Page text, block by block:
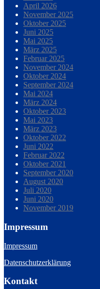
April 2026
November 2025
Oktober 2025
Juni 2025
Mai 2025
März 2025
Februar 2025
November 2024
Oktober 2024
September 2024
Mai 2024
März 2024
Oktober 2023
Mai 2023
März 2023
Oktober 2022
Juni 2022
Februar 2022
Oktober 2021
September 2020
August 2020
Juli 2020
Juni 2020
November 2019
Impressum
Impressum
Datenschutzerklärung
Kontakt